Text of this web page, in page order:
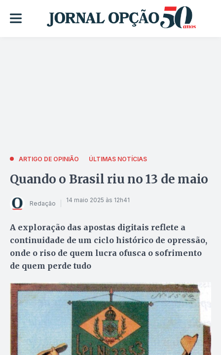
ARTIGO DE OPINIÃO ÚLTIMAS NOTÍCIAS
Quando o Brasil riu no 13 de maio
Redação 14 maio 2025 às 12h41
A exploração das apostas digitais reflete a
continuidade de um ciclo histórico de opressão,
onde o riso de quem lucra ofusca o sofrimento
de quem perde tudo